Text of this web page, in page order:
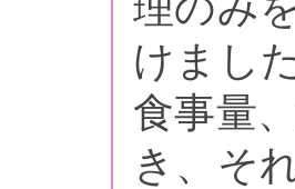
けまし
食事量
き、そ